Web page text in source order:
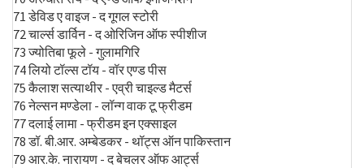
71 डेविड ए वाइज - द गूगल स्टोरी
72 चार्ल्स डार्विन - द ओरिजिन ऑफ स्पीशीज
73 ज्योतिबा फूले - गुलामगिरि
74 लियो टॉल्स टॉय - वॉर एण्ड पीस
75 कैलाश सत्याथीर - एव्री चाइल्ड मैटर्स
76 नेल्सन मण्डेला - लॉन्ग वाक टू फ्रीडम
77 दलाई लामा - फ्रीडम इन एक्साइल
78 डॉ. बी.आर. अम्बेडकर - थॉट्स ऑन पाकिस्तान
79 आर.के. नारायण - द बेचलर ऑफ आर्ट्स